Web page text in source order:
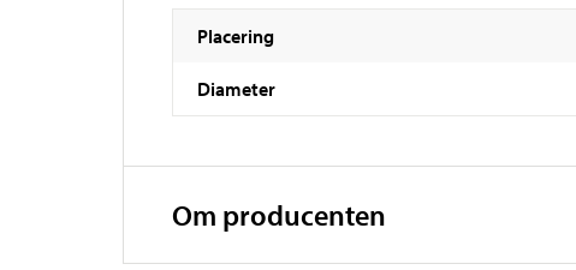
Placering
Diameter
Om producenten